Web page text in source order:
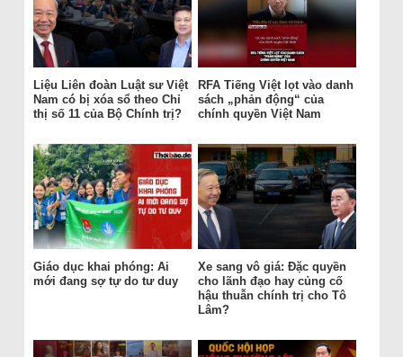
Liệu Liên đoàn Luật sư Việt
Nam có bị xóa sổ theo Chỉ
thị số 11 của Bộ Chính trị?
RFA Tiếng Việt lọt vào danh
sách „phản động“ của
chính quyền Việt Nam
Giáo dục khai phóng: Ai
mới đang sợ tự do tư duy
Xe sang vô giá: Đặc quyền
cho lãnh đạo hay củng cố
hậu thuẫn chính trị cho Tô
Lâm?